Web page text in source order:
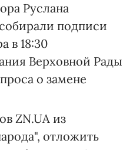
Руслана
подписи
в 18:30
Верховной Рады
о замене
ZN.UA из
отложить